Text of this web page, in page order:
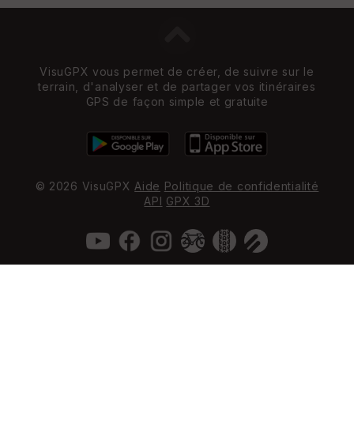
VisuGPX vous permet de créer, de suivre sur le
terrain, d'analyser et de partager vos itinéraires
GPS de façon simple et gratuite
© 2026 VisuGPX Aide Politique de confidentialité
API GPX 3D